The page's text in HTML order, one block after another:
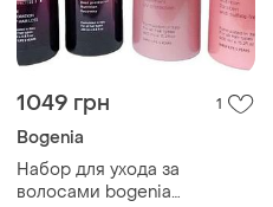
1049 грн 1
Bogenia
Набор для ухода за
волосами bogenia